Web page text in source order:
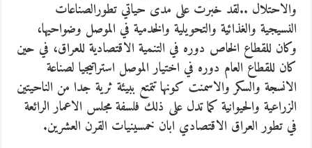
والاحتلال ..لقد خبرت على مدى حياتي تطورالصناعات
النسيجية والغذائية والتحويلية والخدمية في الموصل وضواحيها،
وكان للقطاع الخاص دوره في التنمية الاقتصادية للعراق، في حين
كان للقطاع العام دوره في اختيار الموصل استراتيجيا لصناعة
الانسجة والسكر والاسمنت كونها تتمتع ببيئة ثرية جدا من الناحيتين
الزراعية والحيوانية كما تدل على ذلك فلسفة مجلس الاعمار الرائعة
في تطور العراق الاقتصادي ابان خمسينيات القرن العشرين.